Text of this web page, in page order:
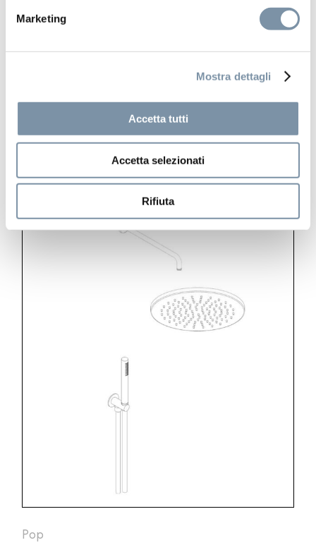
Marketing
Mostra dettagli
Accetta tutti
Accetta selezionati
Rifiuta
Pop